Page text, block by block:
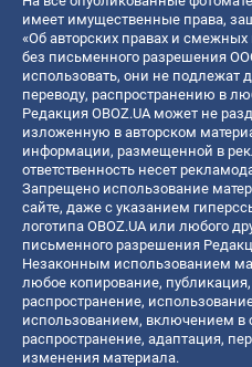
имеет имущественные права,
«Об авторских правах и смежных
без письменного разрешения
использовать, они не подлежат
переводу, распространению в
Редакция OBOZ.UA может не
изложенную в авторском
информации, размещенной в
ответственность несет
Запрещено использование
сайте, даже с указанием
логотипа OBOZ.UA или любого
письменного разрешения
Незаконным использованием
любое копирование,
распространение,
использованием, включением в
распространение, адаптация,
изменения материала.